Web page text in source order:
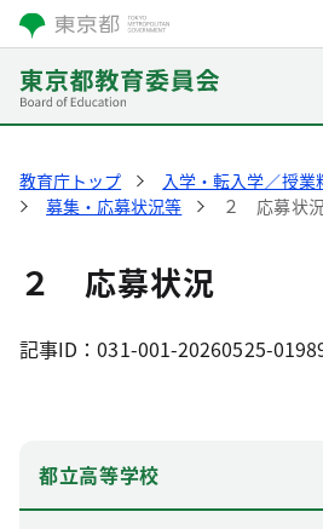
教育庁トップ 入学・転入学／授業
募集・応募状況等
２ 応募状
２ 応募状況
記事ID：031-001-20260525-
都立高等学校